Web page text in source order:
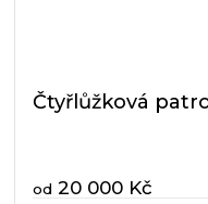
Čtyřlůžková
od 20 000 Kč